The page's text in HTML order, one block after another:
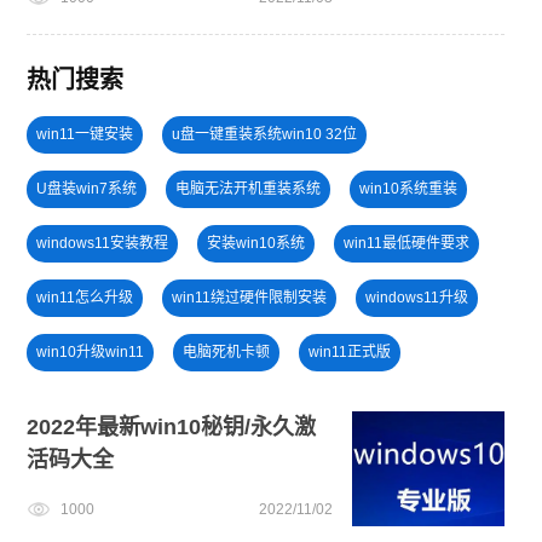
热门搜索
win11一键安装 u盘一键重装系统win10 32位
U盘装win7系统 电脑无法开机重装系统 win10系统重装
windows11安装教程 安装win10系统 win11最低硬件要求
win11怎么升级 win11绕过硬件限制安装 windows11升级
win10升级win11 电脑死机卡顿 win11正式版
win11怎么退回win10
笔记本蓝屏怎么重装系统 win11系统重装
2022年最新win10秘钥/永久激
活码大全
1000 2022/11/02